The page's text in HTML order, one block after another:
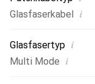
Glasfaserkabel i
Glasfasertyp i
Multi Mode i